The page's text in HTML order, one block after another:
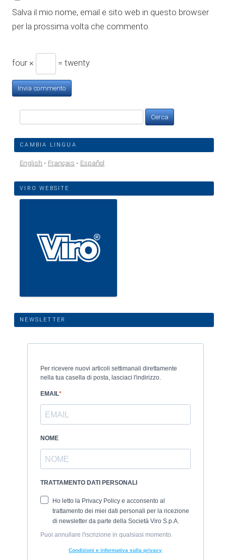
Salva il mio nome, email e sito web in questo browser
per la prossima volta che commento.
four × = twenty
per:
CAMBIA LINGUA
English Français Español
VIRO WEBSITE
NEWSLETTER